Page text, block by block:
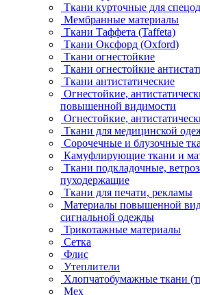
Ткани курточные для
Мембранные материалы
Ткани Таффета (Taffeta)
Ткани Оксфорд (Oxford)
Ткани огнестойкие
Ткани огнестойкие
Ткани антистатические
Огнестойкие,
повышенной видимости
Огнестойкие,
Ткани для медицинской
Сорочечные и блузочные
Камуфлирующие ткани и
Ткани подкладочные,
пуходержащие
Ткани для печати, рекламы
Материалы повышенной
сигнальной одежды
Трикотажные материалы
Сетка
Флис
Утеплители
Хлопчатобумажные ткани
Мех